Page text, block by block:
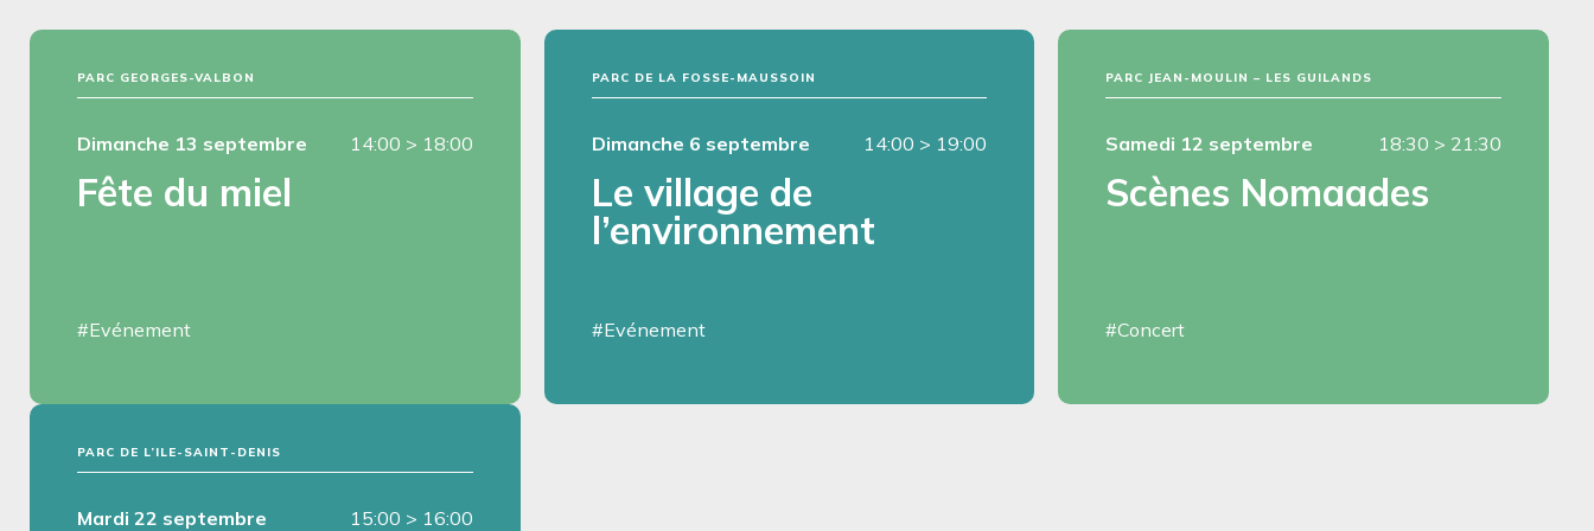
PARC GEORGES-VALBON
Dimanche 13 septembre 14:00 > 18:00
Fête du miel
#Evénement
PARC DE LA FOSSE-MAUSSOIN
Dimanche 6 septembre 14:00 > 19:00
Le village de
l’environnement
#Evénement
PARC JEAN-MOULIN – LES GUILANDS
Samedi 12 septembre 18:30 > 21:30
Scènes Nomaades
#Concert
PARC DE L’ILE-SAINT-DENIS
Mardi 22 septembre 15:00 > 16:00